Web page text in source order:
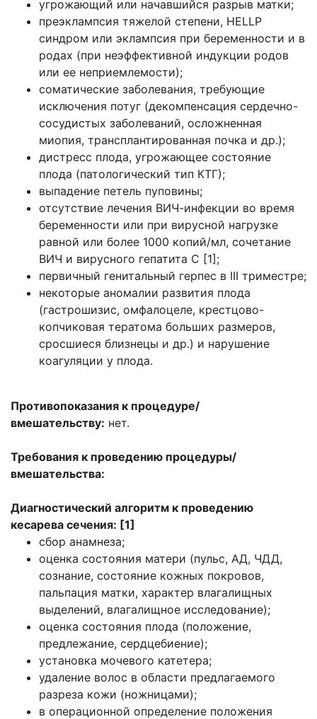
угрожающий или начавшийся разрыв матки;
преэклампсия тяжелой степени, HELLP
синдром или эклампсия при беременности и в
родах (при неэффективной индукции родов
или ее неприемлемости);
соматические заболевания, требующие
исключения потуг (декомпенсация сердечно-
сосудистых заболеваний, осложненная
миопия, трансплантированная почка и др.);
дистресс плода, угрожающее состояние
плода (патологический тип КТГ);
выпадение петель пуповины;
отсутствие лечения ВИЧ-инфекции во время
беременности или при вирусной нагрузке
равной или более 1000 копий/мл, сочетание
ВИЧ и вирусного гепатита С [1];
первичный генитальный герпес в III триместре;
некоторые аномалии развития плода
(гастрошизис, омфалоцеле, крестцово-
копчиковая тератома больших размеров,
сросшиеся близнецы и др.) и нарушение
коагуляции у плода.
Противопоказания к процедуре/
вмешательству: нет.
Требования к проведению процедуры/
вмешательства:
Диагностический алгоритм к проведению
кесарева сечения: [1]
сбор анамнеза;
оценка состояния матери (пульс, АД, ЧДД,
сознание, состояние кожных покровов,
пальпация матки, характер влагалищных
выделений, влагалищное исследование);
оценка состояния плода (положение,
предлежание, сердцебиение);
установка мочевого катетера;
удаление волос в области предлагаемого
разреза кожи (ножницами);
в операционной определение положения